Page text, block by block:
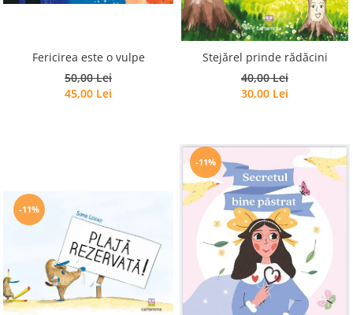
Editura Scriptum
Editura Usborne
Editura Vellant
Editura Verba
Fericirea este o vulpe
50,00 Lei
45,00 Lei
Stejărel prinde rădăcini
40,00 Lei
30,00 Lei
-11%
-11%